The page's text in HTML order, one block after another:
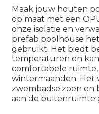
Maak jouw houten
op maat met een
onze isolatie en
prefab poolhouse
gebruikt. Het biedt
temperaturen en
comfortabele ruimte,
wintermaanden. Het
zwembadseizoen
aan de buitenruimte